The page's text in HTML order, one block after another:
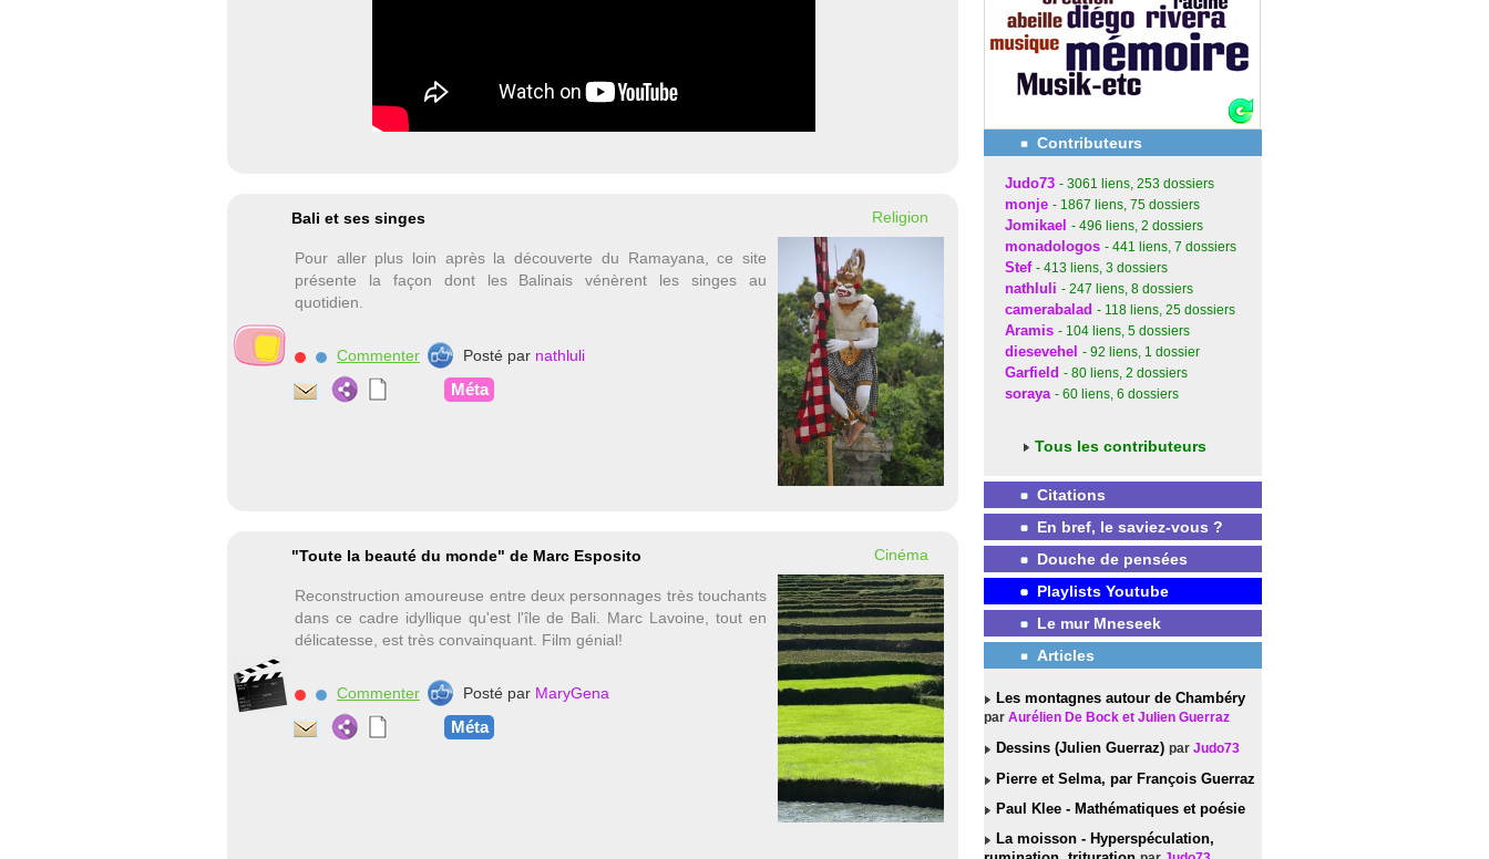
Bali et ses singes Religion
Pour aller plus loin après la découverte du Ramayana, ce site
présente la façon dont les Balinais vénèrent les singes au
quotidien.
Commenter Posté par nathluli
Méta
"Toute la beauté du monde" de Marc Esposito Cinéma
Reconstruction amoureuse entre deux personnages très touchants
dans ce cadre idyllique qu'est l'île de Bali. Marc Lavoine, tout en
délicatesse, est très convainquant. Film génial!
Commenter Posté par MaryGena
Méta
Contributeurs
Judo73 - 3061 liens, 253 dossiers
monje - 1867 liens, 75 dossiers
Jomikael - 496 liens, 2 dossiers
monadologos - 441 liens, 7 dossiers
Stef - 413 liens, 3 dossiers
nathluli - 247 liens, 8 dossiers
camerabalad - 118 liens, 25 dossiers
Aramis - 104 liens, 5 dossiers
diesevehel - 92 liens, 1 dossier
Garfield - 80 liens, 2 dossiers
soraya - 60 liens, 6 dossiers
Tous les contributeurs
Citations
En bref, le saviez-vous ?
Douche de pensées
Playlists Youtube
Le mur Mneseek
Articles
Les montagnes autour de Chambéry
par Aurélien De Bock et Julien Guerraz
Dessins (Julien Guerraz) par Judo73
Pierre et Selma, par François Guerraz
Paul Klee - Mathématiques et poésie
La moisson - Hyperspéculation,